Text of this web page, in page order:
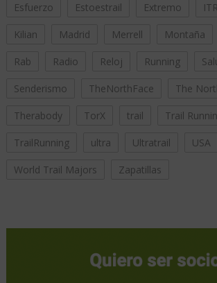
Esfuerzo Estoestrail Extremo
Kilian Madrid Merrell Montaña
Rab Radio Reloj Running
Senderismo TheNorthFace The
Therabody TorX trail Trail
TrailRunning ultra Ultratrail USA
World Trail Majors Zapatillas